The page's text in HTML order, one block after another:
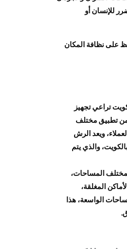
للإنسان أو
على نظافة المكان
تراعي تجهيز
تطبيق مختلف
ويعد الرش
والذي يتم
المساحات،
المغلقة،
الواسعة، هذا